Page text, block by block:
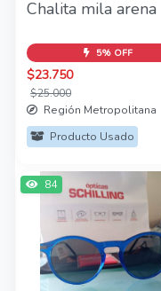
Chalita mila arena
5% OFF
$23.750
$25.000
Región Metropolitana
Producto Usado
84